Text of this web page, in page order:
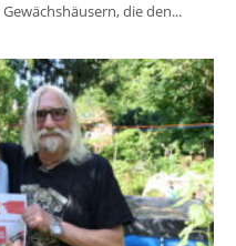
die den...